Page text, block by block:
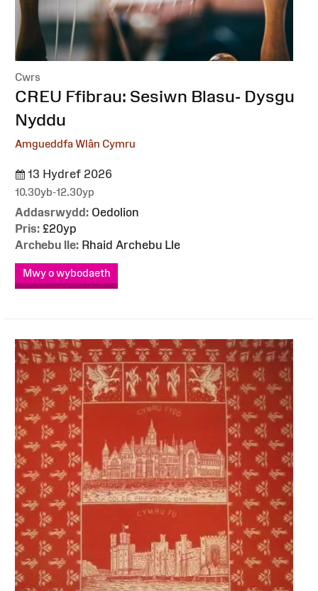
Cwrs
:CREU Ffibrau: Sesiwn Blasu- Dysgu
Nyddu
Amgueddfa Wlân Cymru
13 Hydref 2026
10.30yb-12.30yp
Addasrwydd: Oedolion
Pris: £20yp
Archebu lle: Rhaid Archebu Lle
Mwy o wybodaeth